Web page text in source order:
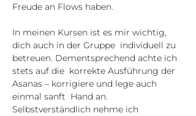
Freude an Flows haben.
In meinen Kursen ist es mir wichtig,
dich auch in der Gruppe  individuell zu
betreuen. Dementsprechend achte ich
stets auf die  korrekte Ausführung der
Asanas – korrigiere und lege auch
einmal sanft  Hand an.
Selbstverständlich nehme ich